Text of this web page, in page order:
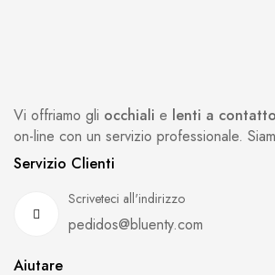
Vi offriamo gli occhiali e lenti a contatto
on-line con un servizio professionale.
Servizio Clienti
Scriveteci all'indirizzo
pedidos@bluenty.com
Aiutare